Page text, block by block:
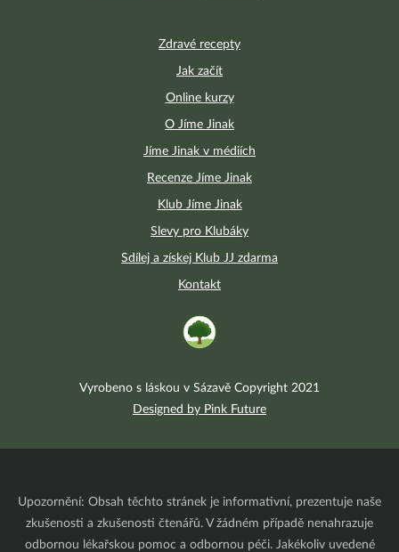
Zdravé recepty
Jak začít
Online kurzy
O Jíme Jinak
Jíme Jinak v médiích
Recenze Jíme Jinak
Klub Jíme Jinak
Slevy pro Klubáky
Sdílej a získej Klub JJ zdarma
Kontakt
Vyrobeno s láskou v Sázavě Copyright 2021
Designed by Pink Future
Upozornění: Obsah těchto stránek je informativní, prezentuje naše
zkušenosti a zkušenosti čtenářů. V žádném případě nenahrazuje
odbornou lékařskou pomoc a odbornou péči. Jakékoliv uvedené